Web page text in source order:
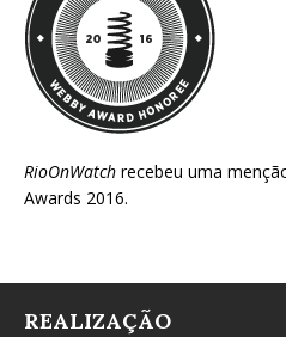
RioOnWatch recebeu uma
Awards 2016.
REALIZAÇÃO